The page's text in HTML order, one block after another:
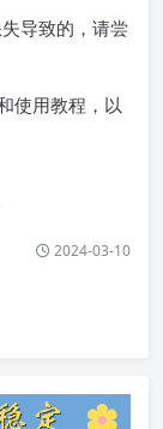
导致的，请尝
使用教程，以
2024-03-10